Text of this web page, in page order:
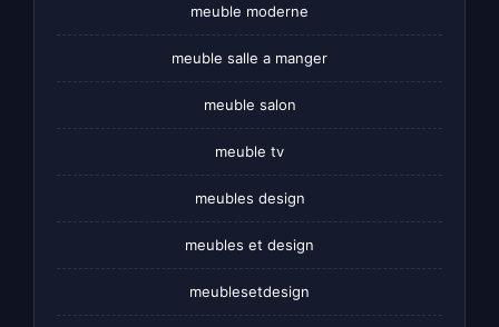
meuble moderne
meuble salle a manger
meuble salon
meuble tv
meubles design
meubles et design
meublesetdesign